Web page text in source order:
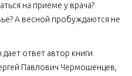
на приеме у врача?
А весной пробуждаются не
ответ автор книги
Павлович Чермошенцев,